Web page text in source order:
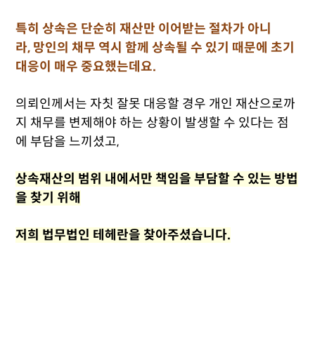
특히 상속은 단순히 재산만 이어받는 절차가 아니
라, 망인의 채무 역시 함께 상속될 수 있기 때문에 초기
대응이 매우 중요했는데요.
의뢰인께서는 자칫 잘못 대응할 경우 개인 재산으로까
지 채무를 변제해야 하는 상황이 발생할 수 있다는 점
에 부담을 느끼셨고,
상속재산의 범위 내에서만 책임을 부담할 수 있는 방법
을 찾기 위해
저희 법무법인 테헤란을 찾아주셨습니다.